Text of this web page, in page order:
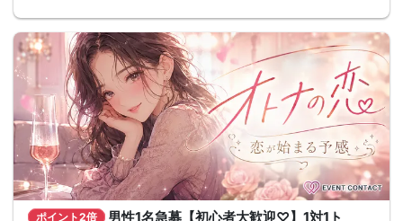
ポイント2倍
男性1名急募【初心者大歓迎♡】1対1ト